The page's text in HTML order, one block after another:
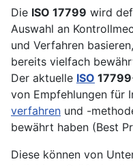
Die ISO 17799 wird
Auswahl an
und Verfahren
bereits vielfach
Der aktuelle ISO 17799
von Empfehlungen für
verfahren und -
bewährt haben (Best
Diese können von